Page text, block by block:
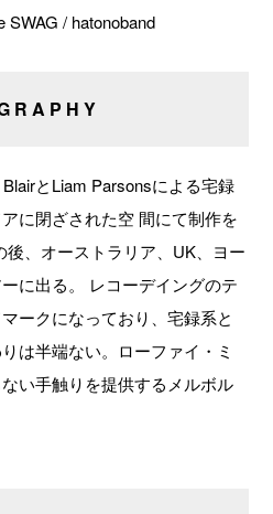
SWAG / hatonoband
とLiam Parsonsによる宅録
に閉ざされた空 間にて制作を
後、オーストラリア、UK、ヨー
に出る。 レコーデイングのテ
ークになっており、宅録系と
は半端ない。ローファイ・ミ
い手触りを提供するメルボル